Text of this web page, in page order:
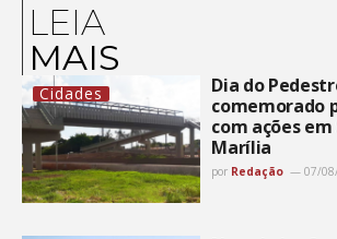
LEIA
MAIS
Cidades
Dia do
comemorado
com ações
Marília
por Redação 07/